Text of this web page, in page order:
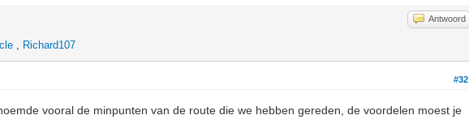
Antwoord
, Richard107
#32
vooral de minpunten van de route die we hebben gereden, de voordelen moest je